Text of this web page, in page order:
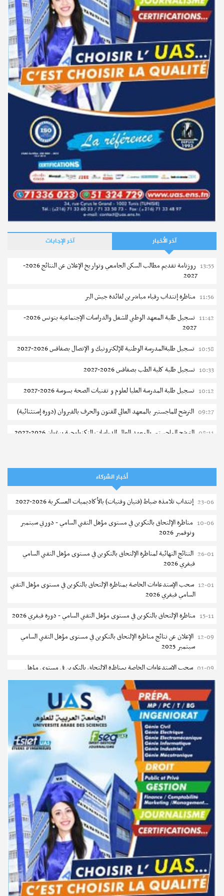
آخر الأخبار آخر الإجابات
13:55
روزنامة تقديم مطالب السكن الجامعي وتواريخ الإعلان عن النتائج 2026-
2027
11:56 مناظرة إنتداب رقباء مباشرين لفائدة جيش البر
11:42
تسجيل طلبة المعهد الوطني للشغل والدراسات الإجتماعية بتونس 2026-
2027
10:58 تسجيل طلبةالمدرسة الوطنية للإلكترونيك و الإتصال بصفاقس 2026-2027
10:33 تسجيل طلبة كلية الطب بصفاقس 2026-2027
10:12 تسجيل طلبة المدرسة العليا لعلوم و تقنيات الصحة بسوسة 2026-2027
09:27 الترشح للماجستير بالمعهد العالي للفنون والحرف بالقيروان (دورة إستثنائية)
08:11 الترشح للماجستير بالمعهد العالى للدراسات التكنولوجية بزغوان 2026-2027
08-08 شركة النقل بتونس : مناظرة خارجية لانتداب 580 عونا
08-08 وزارة النقل : قائمة المترشحين المقبولين لاجتياز الاختبار الشفاهي
08-08 جامعة سوسة : مناظرة النقل الجامعية في نفس الاختصاص 2026-2027
2027
تسجيل طلبة المعهد العالى للفنون الجميلة بتونس 2026-2027
إعادة فتح باب الترشح للماجستير بالمدرسة الوطنية للهندسة المعمارية و
التعمير بتونس
المناظرات الخصوصية للدخول لمؤسسات تكوين المهندسين 2026-2027
سحب الاستدعاءات الفردية للاختبار الكتابي لمناظرة إنتداب أساتذة التعليم
الثانوي والفني والتقني
07-08 المعهد العالي للعلوم التطبيقية والتكنولوجيا بالقيروان : الترشح للماجستير
2026-2027
06-08 الترشح للماجستير بالمعهد العالي لمهن الموضة بالمنستير 2026-2027
06-08 سحب إستدعاء مناظرة إعادة التوجيه أوت 2026 - جامعة سوسة
تمديد آجال الترشح للماجستير بالمعهد العالي لعلوم و تقنيات المياه بقابس
2026-2027
05-08
2027
05-08 الإعلان عن نتائج الدورة الرئيسية للتوجيه الجامعي - باكالوريا 2026
05-08 فتح مناظرة لإنتداب عرفاء بسلك الحرس الوطني لسنة 2026
05-08 تسجيل طلبة كلية الآداب والفنون والإنسانيات بمنوبة 2026-2027
05-08 المعهد العالي للرياضة و التربية البدنية بقصر السعيد : ترسيم السنوات الثانية
والثالثة دكتوراه
أخبار الشركاء
23-06 إنتداب تلامذة ضباط (فتيان وفتيات) بالأكاديميات العسكرية 2026-2027
10-06 مناظرة الإلتحاق بالتكوين في مستوى مؤهل التقني السامي - دورتي سبتمبر
ونوفمبر 2026
26-01 النتائج النهائية لمناظرة الإلتحاق بالتكوين في مستوى مؤهل التقني السامي
فيفري 2026
12-01 سحب الإستدعاءات الخاصة بمناظرة الإلتحاق بالتكوين في مستوى مؤهل التقني
السامي فيفري 2026
15-11 مناظرة الإلتحاق بالتكوين في مستوى مؤهل التقني السامي - دورة فيفري 2026
12-09 الإعلان عن نتائج مناظرة الإلتحاق بالتكوين في مستوى مؤهل التقني السامي
سبتمبر 2025
01-09 سحب الإستدعاءات الخاصة بمناظرة الإلتحاق بالتكوين في مستوى مؤهل
التقني السامي سبتمبر 2025
24-06 دليل التوجيه للأكاديميات والمدارس العسكرية 2025
17-06 مناظرة الإلتحاق بالتكوين في مستوى مؤهل التقني السامي - دورة سبتمبر
2025
مناظرة إنتداب ضباط إصلاح بوزارة العدل لسنة 2023
06-01 سحب الإستدعاءات الخاصة بمناظرة الإلتحاق بالتكوين في مستوى مؤهل
التقني السامي فيفري 2025
15-11 مناظرة الإلتحاق بالتكوين في مستوى مؤهل التقني السامي - دورة فيفري 2025
11-09 الإعلان عن نتائج مناظرة الإلتحاق بالتكوين في مستوى مؤهل التقني السامي -
دورة سبتمبر 2024
02-09 نتائج مناظرة الإلتحاق بالتكوين في مستوى مؤهل التقني السامي - دورة
سبتمبر 2024
28-06 دليل التوجيه للأكاديميات والمدارس العسكرية 2024